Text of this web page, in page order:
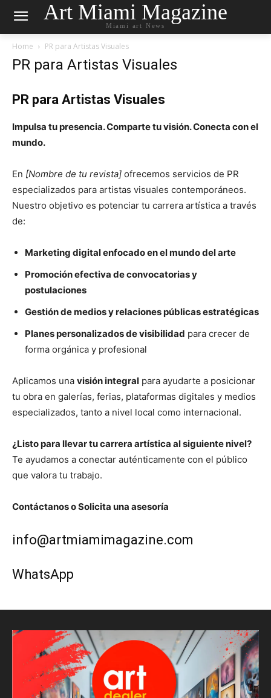
Art Miami Magazine
Miami art News
Home PR para Artistas Visuales
PR para Artistas Visuales
PR para Artistas Visuales
Impulsa tu presencia. Comparte tu visión. Conecta con el
mundo.
En [Nombre de tu revista] ofrecemos servicios de PR
especializados para artistas visuales contemporáneos.
Nuestro objetivo es potenciar tu carrera artística a través
de:
Marketing digital enfocado en el mundo del arte
Promoción efectiva de convocatorias y
postulaciones
Gestión de medios y relaciones públicas estratégicas
Planes personalizados de visibilidad para crecer de
forma orgánica y profesional
Aplicamos una visión integral para ayudarte a posicionar
tu obra en galerías, ferias, plataformas digitales y medios
especializados, tanto a nivel local como internacional.
¿Listo para llevar tu carrera artística al siguiente nivel?
Te ayudamos a conectar auténticamente con el público
que valora tu trabajo.
Contáctanos o Solicita una asesoría
info@artmiamimagazine.com
WhatsApp